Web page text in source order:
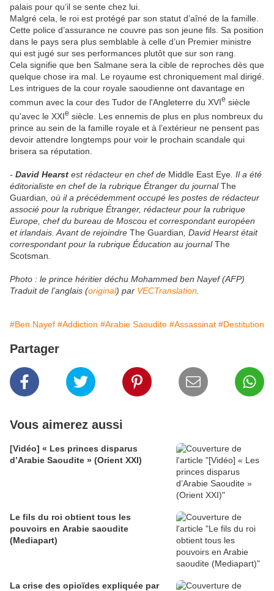
palais pour qu’il se sente chez lui.
Malgré cela, le roi est protégé par son statut d’aîné de la famille.
Cette police d’assurance ne couvre pas son jeune fils. Sa position
dans le pays sera plus semblable à celle d’un Premier ministre
qui est jugé sur ses performances plutôt que sur son rang.
Cela signifie que ben Salmane sera la cible de reproches dès que
quelque chose ira mal. Le royaume est chroniquement mal dirigé.
Les intrigues de la cour royale saoudienne ont davantage en
commun avec la cour des Tudor de l'Angleterre du XVIe siècle
qu'avec le XXIe siècle. Les ennemis de plus en plus nombreux du
prince au sein de la famille royale et à l’extérieur ne pensent pas
devoir attendre longtemps pour voir le prochain scandale qui
brisera sa réputation.
- David Hearst est rédacteur en chef de Middle East Eye . Il a été
éditorialiste en chef de la rubrique Étranger du journalThe
Guardian , où il a précédemment occupé les postes de rédacteur
associé pour la rubrique Étranger, rédacteur pour la rubrique
Europe, chef du bureau de Moscou et correspondant européen
et irlandais. Avant de rejoindre The Guardian , David Hearst était
correspondant pour la rubrique Éducation au journalThe
Scotsman
Photo : le prince héritier déchu Mohammed ben Nayef (AFP)
Traduit de l’anglais (original) par VECTranslation
#Ben Nayef #Addiction #Arabie Saoudite #Assassinat #Destitution
Partager
Vous aimerez aussi
[Vidéo] « Les princes disparus
d’Arabie Saoudite » (Orient XXI)
Le fils du roi obtient tous les
pouvoirs en Arabie saoudite
(Mediapart)
La crise des opioïdes expliquée par